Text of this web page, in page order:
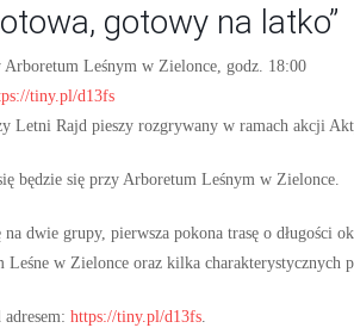
gotowy na latko”
Arboretum Leśnym w Zielonce, godz. 18:00
tiny.pl/d13fs
Letni Rajd pieszy rozgrywany w ramach akcji
będzie się przy Arboretum Leśnym w Zielonce.
dwie grupy, pierwsza pokona trasę o długości
w Zielonce oraz kilka charakterystycznych
https://tiny.pl/d13fs